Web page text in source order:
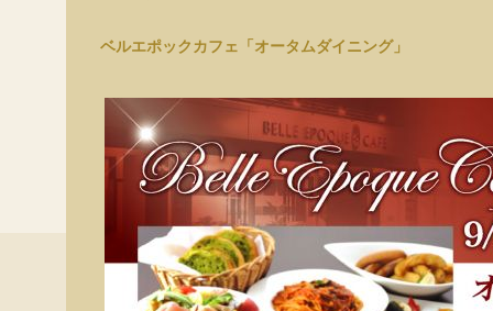
ベルエポックカフェ「オータムダイニング」